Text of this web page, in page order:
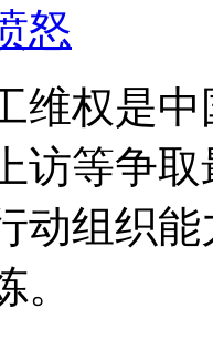
怒
维权是
访等争
动组织